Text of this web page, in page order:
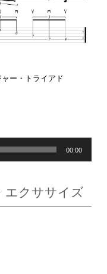
ー・トライアド
00:00
エクササイズ